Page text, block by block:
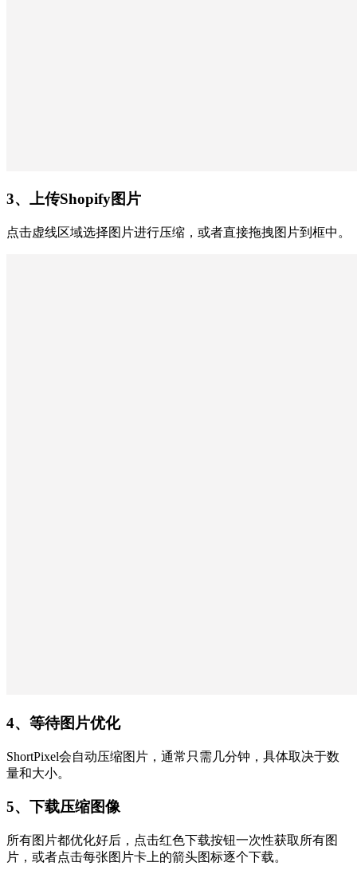
3、上传Shopify图片
点击虚线区域选择图片进行压缩，或者直接拖拽图片到框中。
4、等待图片优化
ShortPixel会自动压缩图片，通常只需几分钟，具体取决于数
量和大小。
5、下载压缩图像
所有图片都优化好后，点击红色下载按钮一次性获取所有图
片，或者点击每张图片卡上的箭头图标逐个下载。